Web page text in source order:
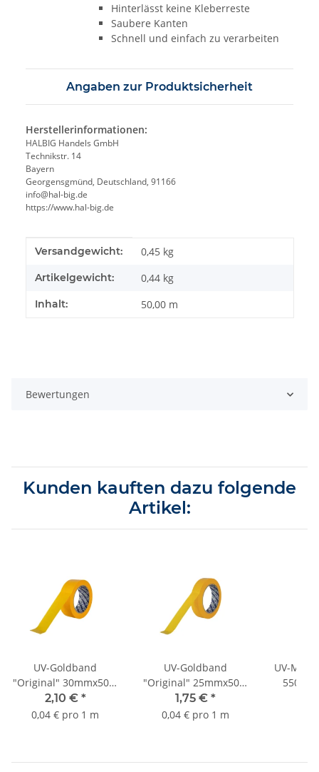
Hinterlässt keine Kleberreste
Saubere Kanten
Schnell und einfach zu verarbeiten
Angaben zur Produktsicherheit
Herstellerinformationen:
HALBIG Handels GmbH
Technikstr. 14
Bayern
Georgensgmünd, Deutschland, 91166
info@hal-big.de
https://www.hal-big.de
Produkteigenschaft
Wert
Versandgewicht: 0,45 kg
Artikelgewicht: 0,44 kg
Inhalt: 50,00 m
Bewertungen
Kunden kauften dazu folgende
Artikel:
UV-Goldband
"Original" 30mmx50m
bis 3 Monate Sorte
K055
2,10 € *
0,04 € pro 1 m
UV-Goldband
"Original" 25mmx50m
bis 3 Monate Sorte
K055
1,75 € *
0,04 € pro 1 m
UV-